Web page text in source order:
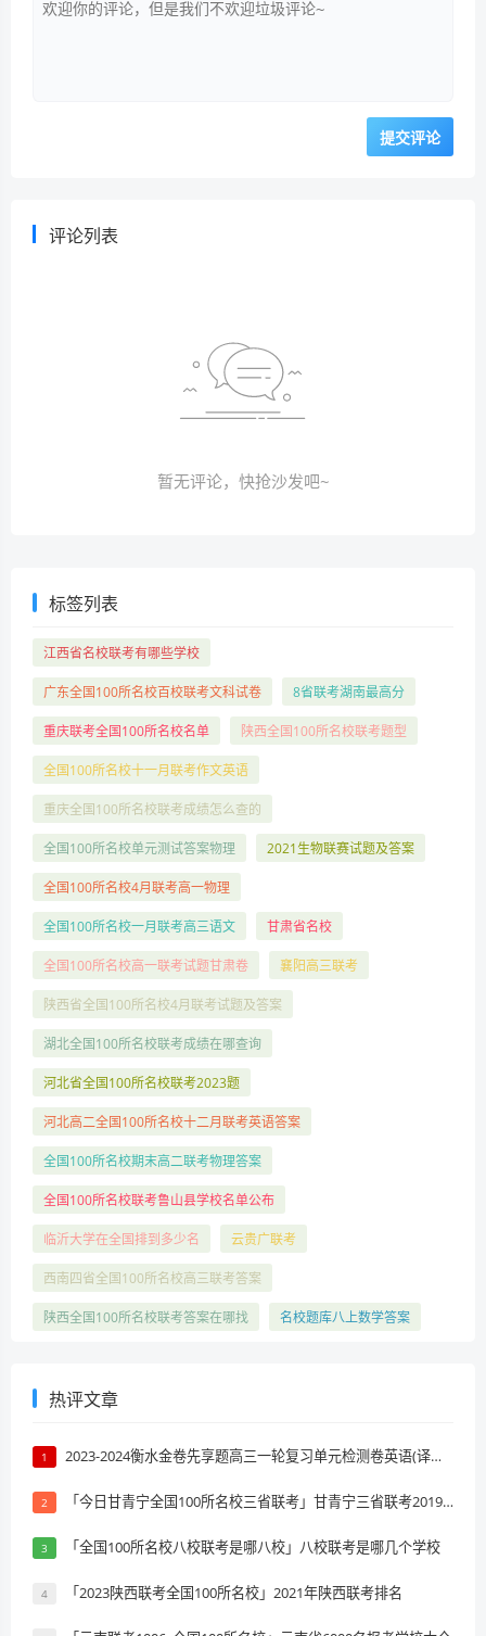
评论列表
暂无评论，快抢沙发吧~
标签列表
江西省名校联考有哪些学校
广东全国100所名校百校联考文科试卷 8省联考湖南最高分
重庆联考全国100所名校名单 陕西全国100所名校联考题型
全国100所名校十一月联考作文英语
重庆全国100所名校联考成绩怎么查的
全国100所名校单元测试答案物理 2021生物联赛试题及答案
全国100所名校4月联考高一物理
全国100所名校一月联考高三语文 甘肃省名校
全国100所名校高一联考试题甘肃卷 襄阳高三联考
陕西省全国100所名校4月联考试题及答案
湖北全国100所名校联考成绩在哪查询
河北省全国100所名校联考2023题
河北高二全国100所名校十二月联考英语答案
全国100所名校期末高二联考物理答案
全国100所名校联考鲁山县学校名单公布
临沂大学在全国排到多少名 云贵广联考
西南四省全国100所名校高三联考答案
陕西全国100所名校联考答案在哪找 名校题库八上数学答案
热评文章
1 2023-2024衡水金卷先享题高三一轮复习单元检测卷英语(译林版)(一)1试题 答案
2 「今日甘青宁全国100所名校三省联考」甘青宁三省联考2019排名
3 「全国100所名校八校联考是哪八校」八校联考是哪几个学校
4 「2023陕西联考全国100所名校」2021年陕西联考排名